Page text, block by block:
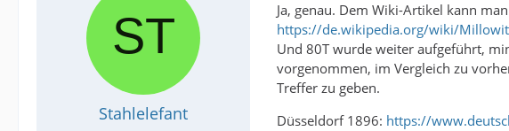
Stahlelefant
Ja, genau. Dem Wiki-Artikel kann
https://de.wikipedia.org/wiki/
Und 80T wurde weiter aufgeführt,
vorgenommen, im Vergleich zu
Treffer zu geben.
Düsseldorf 1896: https://